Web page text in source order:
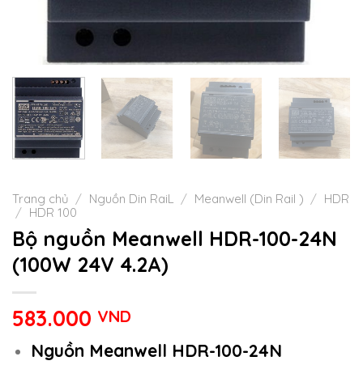
Trang chủ / Nguồn Din RaiL / Meanwell (Din Rail ) / HDR
/ HDR 100
Bộ nguồn Meanwell HDR-100-24N
(100W 24V 4.2A)
583.000 VND
Nguồn Meanwell HDR-100-24N